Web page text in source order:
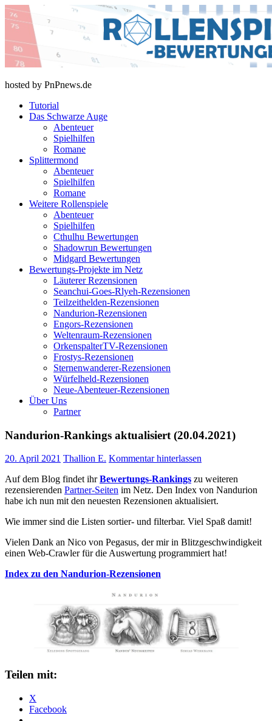
Skip
to
content
rollenspiel-bewertungen.de
hosted by PnPnews.de
Tutorial
Das Schwarze Auge
Abenteuer
Spielhilfen
Romane
Splittermond
Abenteuer
Spielhilfen
Romane
Weitere Rollenspiele
Abenteuer
Spielhilfen
Cthulhu Bewertungen
Shadowrun Bewertungen
Midgard Bewertungen
Bewertungs-Projekte im Netz
Läuterer Rezensionen
Seanchui-Goes-Rlyeh-Rezensionen
Teilzeithelden-Rezensionen
Nandurion-Rezensionen
Engors-Rezensionen
Weltenraum-Rezensionen
OrkenspalterTV-Rezensionen
Frostys-Rezensionen
Sternenwanderer-Rezensionen
Würfelheld-Rezensionen
Neue-Abenteuer-Rezensionen
Über Uns
Partner
Nandurion-Rankings aktualisiert (20.04.2021)
20. April 2021 Thallion E. Kommentar hinterlassen
Auf dem Blog findet ihrBewertungs-Rankings zu weiteren
rezensierenden Partner-Seiten im Netz. Den Index von Nandurion
habe ich nun mit den neuesten Rezensionen aktualisiert.
Wie immer sind die Listen sortier- und filterbar. Viel Spaß damit!
Vielen Dank an Nico von Pegasus, der mir in Blitzgeschwindigkeit
einen Web-Crawler für die Auswertung programmiert hat!
Index zu den Nandurion-Rezensionen
Teilen mit:
X
Facebook